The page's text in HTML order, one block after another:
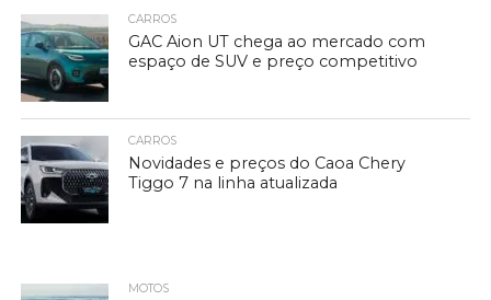
CARROS
GAC Aion UT chega ao mercado com
espaço de SUV e preço competitivo
CARROS
Novidades e preços do Caoa Chery
Tiggo 7 na linha atualizada
MOTOS